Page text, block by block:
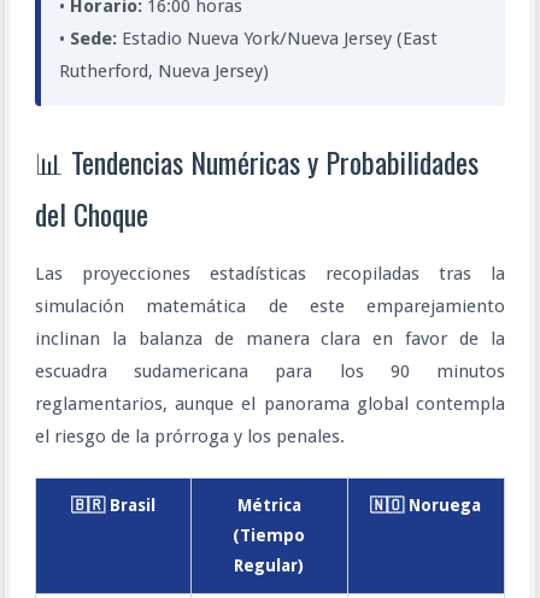
• Horario:16:00 horas
• Sede:Estadio Nueva York/Nueva Jersey (East
Rutherford, Nueva Jersey)
📊 Tendencias Numéricas y Probabilidades
del Choque
Las proyecciones estadísticas recopiladas tras la
simulación matemática de este emparejamiento
inclinan la balanza de manera clara en favor de la
escuadra sudamericana para los 90 minutos
reglamentarios, aunque el panorama global contempla
el riesgo de la prórroga y los penales.
🇧🇷 Brasil
Métrica
(Tiempo
Regular)
🇳🇴 Noruega